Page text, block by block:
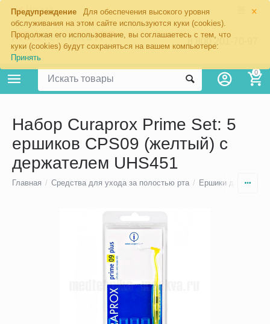
×
Предупреждение
Для обеспечения высокого уровня
обслуживания на этом сайте используются куки (cookies).
Продолжая его использование, вы соглашаетесь с тем, что
куки (cookies) будут сохраняться на вашем компьютере:
Принять
Москва
8 800 201-70-97
0
Набор Curaprox Prime Set: 5
ершиков CPS09 (желтый) с
держателем UHS451
Главная / Средства для ухода за полостью рта / Ершики для зубов